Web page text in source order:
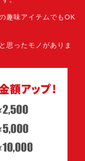
趣味アイテムでもOK
思ったモノがありま